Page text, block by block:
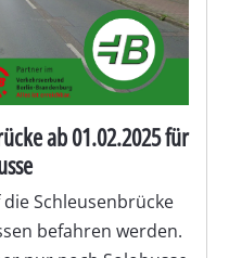
ab 01.02.2025 für
Schleusenbrücke
befahren werden.